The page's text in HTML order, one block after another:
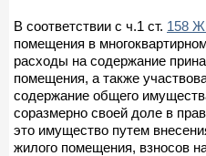
В соответствии с ч.1 ст. 158
помещения в
расходы на содержание
помещения, а также
содержание общего
соразмерно своей доле в
это имущество путем
жилого помещения, взносов